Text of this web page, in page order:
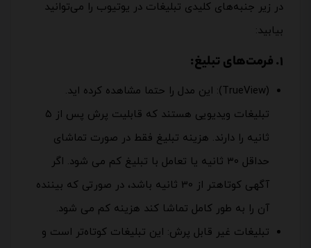
در زیر جنبه‌های کلیدی تبلیغات در یوتیوب را می‌توانید
بیابید:
1. فرمت‌های تبلیغ:
(TrueView): این مدل را حتما مشاهده کرده اید.
تبلیغات ویدیویی هستند که قابلیت پرش پس از ۵
ثانیه را دارند. هزینه تبلیغ فقط در صورت تماشای
حداقل ۳۰ ثانیه یا تعامل با تبلیغ کم می شود. اگر
آگهی کوتاهتر از 30 ثانیه باشد، در صورتی که بیننده
آن را به طور کامل تماشا کند هزینه کم می شود.
تبلیغات غیر قابل پرش: این تبلیغات کوتاه‌تر است و